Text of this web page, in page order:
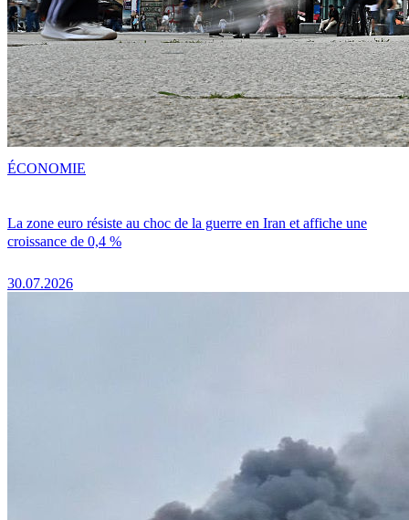
La zone euro résiste au choc de la guerre en Iran et affiche une
croissance de 0,4 %
30.07.2026
ÉCONOMIE